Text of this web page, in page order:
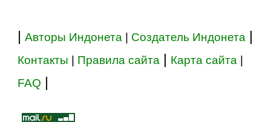
|Авторы Индонета | Создатель Индонета |
Контакты | Правила сайта | Карта сайта |
FAQ |